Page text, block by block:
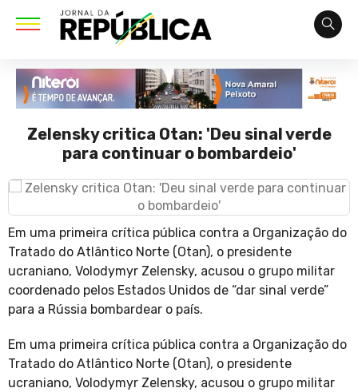
Zelensky critica Otan: 'Deu sinal verde
para continuar o bombardeio'
Em uma primeira crítica pública contra a Organização do
Tratado do Atlântico Norte (Otan), o presidente
ucraniano, Volodymyr Zelensky, acusou o grupo militar
coordenado pelos Estados Unidos de “dar sinal verde”
para a Rússia bombardear o país.
Em uma primeira crítica pública contra a Organização do
Tratado do Atlântico Norte (Otan), o presidente
ucraniano, Volodymyr Zelensky, acusou o grupo militar